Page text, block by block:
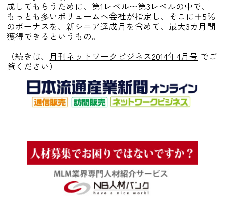
成してもらうために、第1レベル〜第3レベルの中で、
もっとも多いボリュームへ会社が指定し、そこに＋5％
のボーナスを、新シニア達成月を含めて、最大3カ月間
獲得できるというもの。
（続きは、 月刊ネットワークビジネス2014年4月号 でご
覧ください）